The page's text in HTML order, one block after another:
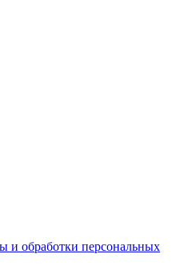
и обработки персональных